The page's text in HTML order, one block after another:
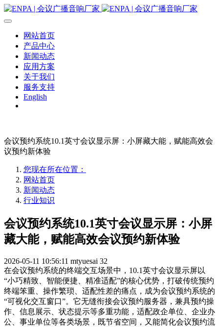
网站首页
产品中心
新闻动态
应用方案
关于我们
服务支持
English
会议预约系统10.1英寸会议显示屏：小屏藏大能，赋能高效会
议预约新体验
您现在所在位置：
网站首页
新闻动态
行业知识
会议预约系统10.1英寸会议显示屏：小屏
藏大能，赋能高效会议预约新体验
2026-05-11 10:56:11 mtyuesai 32
在会议预约系统的终端交互场景中，10.1英寸会议显示屏以
“小巧精致、智能便捷、精准适配”的核心优势，打破传统预约
终端笨重、操作繁琐、适配性差的痛点，成为会议预约系统的
“可视化交互窗口”。它无缝衔接会议预约服务器，兼具预约操
作、信息展示、状态提示等多重功能，适配政企单位、企业办
公、事业单位等各类场景，既节省空间，又能简化会议预约流